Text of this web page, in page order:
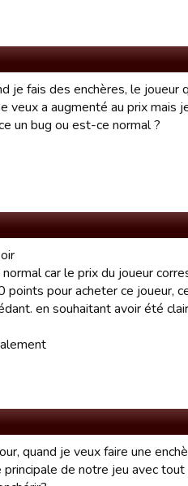
je fais des enchères, le
veux a augmenté au prix mais
un bug ou est-ce normal ?
car le prix du joueur
points pour acheter ce joueur,
en souhaitant avoir été clair
quand je veux faire une
principale de notre jeu avec